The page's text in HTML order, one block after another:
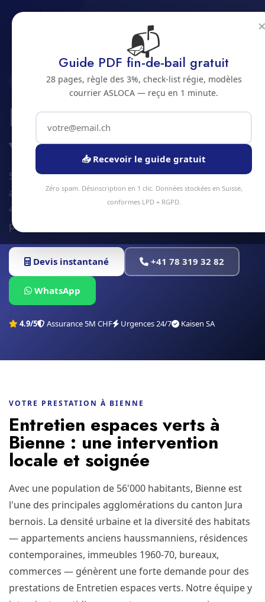
Entretien espaces verts
Bienne
2500 · JURA BERNOIS
Entretien d'espaces
verts a Bienne
Service entretien espaces verts à Bienne et
alentours. Devis gratuit sous 24h, intervention sous
48h en moyenne. Équipe locale, matériel
professionnel, tarifs transparents.
Devis instantané +41 78 319 32 82
WhatsApp
4.9/5 Assurance 5M CHF Urgences 24/7 Kaisen SA
VOTRE PRESTATION À BIENNE
Entretien espaces verts à
Bienne : une intervention
locale et soignée
Avec une population de 56'000 habitants, Bienne est
l'une des principales agglomérations du canton Jura
bernois. La densité urbaine et la diversité des habitats
— appartements anciens haussmanniens, résidences
contemporaines, immeubles 1960-70, bureaux,
commerces — génèrent une forte demande pour des
prestations de Entretien espaces verts. Notre équipe y
📬
Guide PDF fin-de-bail gratuit
28 pages, règle des 3%, check-list régie, modèles
courrier ASLOCA — reçu en 1 minute.
📥 Recevoir le guide gratuit
Zéro spam. Désinscription en 1 clic. Données stockées en Suisse,
conformes LPD + RGPD.